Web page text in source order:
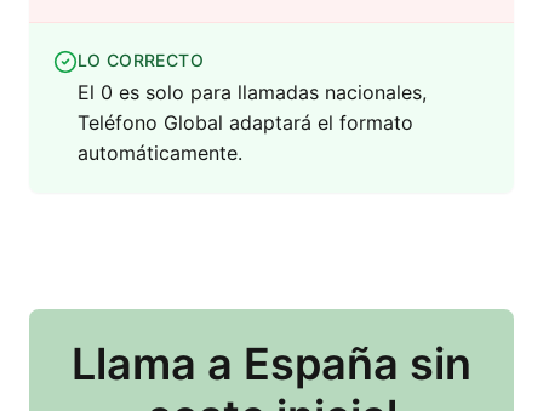
LO CORRECTO
El 0 es solo para llamadas nacionales,
Teléfono Global adaptará el formato
automáticamente.
Llama a España sin